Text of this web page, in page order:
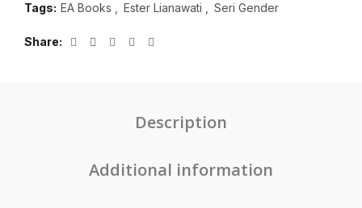
Tags: EA Books Ester Lianawati Seri Gender
Share
Description
Additional information